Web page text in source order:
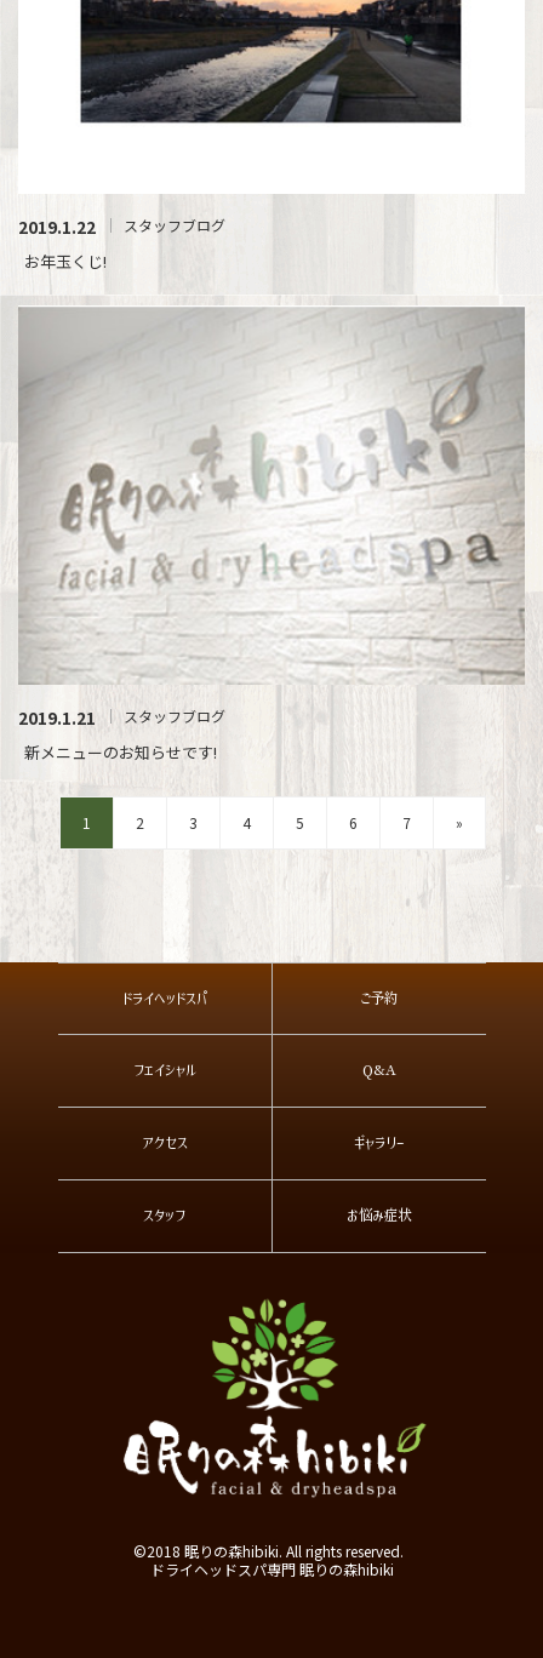
2019.1.22 スタッフブログ
お年玉くじ!
2019.1.21 スタッフブログ
新メニューのお知らせです!
1 2 3 4 5 6 7 »
ドライヘッドスパ ご予約
フェイシャル Q&A
アクセス ギャラリー
スタッフ お悩み症状
©2018 眠りの森hibiki. All rights reserved.
ドライヘッドスパ専門 眠りの森hibiki